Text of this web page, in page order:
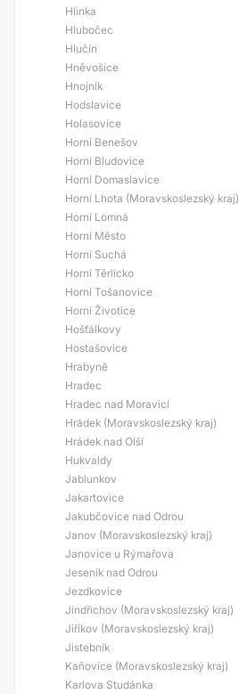
Hlinka
Hlubočec
Hlučín
Hněvošice
Hnojník
Hodslavice
Holasovice
Horní Benešov
Horní Bludovice
Horní Domaslavice
Horní Lhota (Moravskoslezský kraj)
Horní Lomná
Horní Město
Horní Suchá
Horní Těrlicko
Horní Tošanovice
Horní Životice
Hošťálkovy
Hostašovice
Hrabyně
Hradec
Hradec nad Moravicí
Hrádek (Moravskoslezský kraj)
Hrádek nad Olší
Hukvaldy
Jablunkov
Jakartovice
Jakubčovice nad Odrou
Janov (Moravskoslezský kraj)
Janovice u Rýmařova
Jeseník nad Odrou
Jezdkovice
Jindřichov (Moravskoslezský kraj)
Jiříkov (Moravskoslezský kraj)
Jistebník
Kaňovice (Moravskoslezský kraj)
Karlova Studánka